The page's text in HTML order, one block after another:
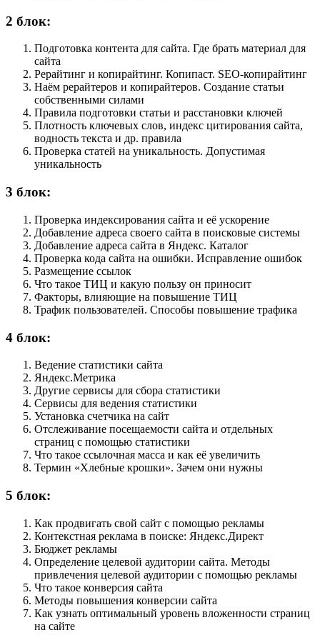
2 блок:
Подготовка контента для сайта. Где брать материал для
сайта
Рерайтинг и копирайтинг. Копипаст. SEO-копирайтинг
Наём рерайтеров и копирайтеров. Создание статьи
собственными силами
Правила подготовки статьи и расстановки ключей
Плотность ключевых слов, индекс цитирования сайта,
водность текста и др. правила
Проверка статей на уникальность. Допустимая
уникальность
3 блок:
Проверка индексирования сайта и её ускорение
Добавление адреса своего сайта в поисковые системы
Добавление адреса сайта в Яндекс. Каталог
Проверка кода сайта на ошибки. Исправление ошибок
Размещение ссылок
Что такое ТИЦ и какую пользу он приносит
Факторы, влияющие на повышение ТИЦ
Трафик пользователей. Способы повышение трафика
4 блок:
Ведение статистики сайта
Яндекс.Метрика
Другие сервисы для сбора статистики
Сервисы для ведения статистики
Установка счетчика на сайт
Отслеживание посещаемости сайта и отдельных
страниц с помощью статистики
Что такое ссылочная масса и как её увеличить
Термин «Хлебные крошки». Зачем они нужны
5 блок:
Как продвигать свой сайт с помощью рекламы
Контекстная реклама в поиске: Яндекс.Директ
Бюджет рекламы
Определение целевой аудитории сайта. Методы
привлечения целевой аудитории с помощью рекламы
Что такое конверсия сайта
Методы повышения конверсии сайта
Как узнать оптимальный уровень вложенности страниц
на сайте